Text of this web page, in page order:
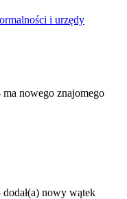
i urzędy
ma nowego znajomego
dodał(a) nowy wątek